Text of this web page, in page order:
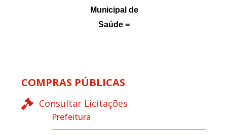
Municipal de
Saúde =
COMPRAS PÚBLICAS
Consultar Licitações
Prefeitura